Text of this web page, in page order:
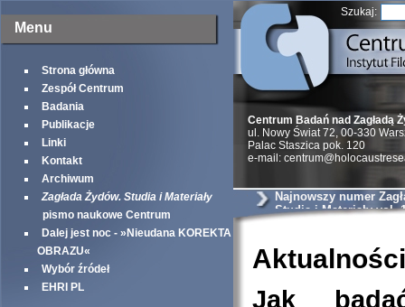
Menu
Strona główna
Zespół Centrum
Badania
Publikacje
Linki
Kontakt
Archiwum
Zagłada Żydów. Studia i Materiały
pismo naukowe Centrum
Dalej jest noc - »Nieudana KOREKTA
OBRAZU«
Wybór źródeł
EHRI PL
Szukaj:
Centrum Badań nad Zagładą
ul. Nowy Świat 72, 00-330
Palac Staszica pok. 120
e-mail:
Najnowszy numer
Studia i Materiały vol.
Aktualności
Jak